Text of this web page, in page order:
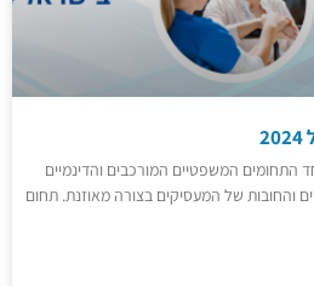
התחומים המשפטיים המורכבים והדינמיים
והחובות של המעסיקים בצורה מאוזנת. תחום